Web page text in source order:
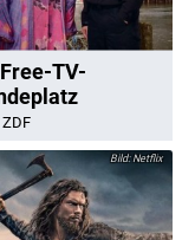
TV-
Netflix